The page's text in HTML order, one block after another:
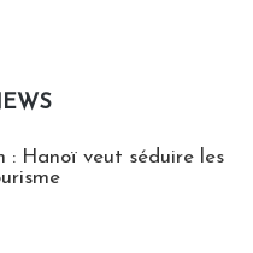
: Hanoï veut séduire les